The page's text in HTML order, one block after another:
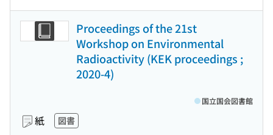
Proceedings of the 21st
Workshop on Environmental
Radioactivity (KEK proceedings ;
2020-4)
紙 図書
国立国会図書館